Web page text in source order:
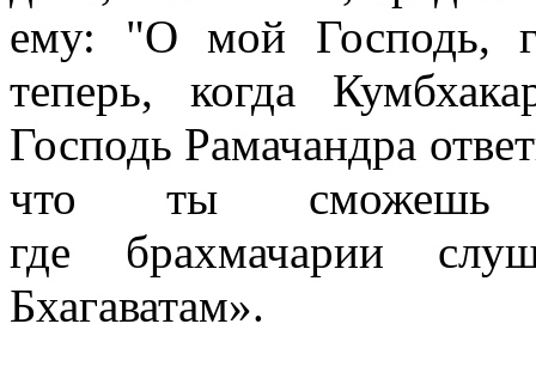
ему: "О мой Господь,
теперь, когда
Господь Рамачандра
что ты сможешь
где брахмачарии
Бхагаватам».